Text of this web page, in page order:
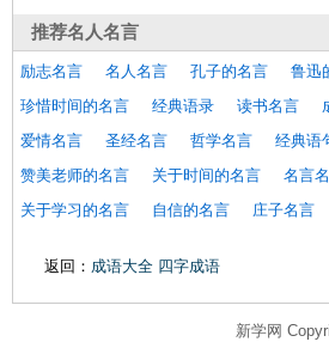
推荐名人名言
励志名言 名人名言 孔子的名言 鲁迅
珍惜时间的名言
经典语录 读书名言
爱情名言
圣经名言 哲学名言 经典语
赞美老师的名言
关于时间的名言 名言
关于学习的名言
自信的名言 庄子名言
返回： 成语大全 四字成语
新学网